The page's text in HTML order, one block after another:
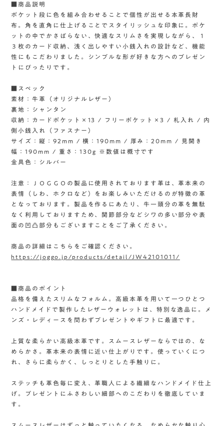
■商品説明
ポケット段に色を組み合わせることで個性が出せる本革長財
布。角を直角に仕上げることでスタイリッシュな印象に。ポケ
ットの中でかさばらない、快適なスリムさを実現しながら、１
３枚のカード収納、浅く出しやすい小銭入れの設計など、機能
性にもこだわりました。シンプルな形が好きな方へのプレゼン
トにぴったりです。
■スペック
素材：牛革（オリジナルレザー）
裏地：シャンタン
収納：カードポケット×13 / フリーポケット×3 / 札入れ / 内
側小銭入れ（ファスナー）
サイズ：縦：92mm / 横：190mm / 厚み：20mm / 見開き
幅：190mm / 重さ：130g ※数値は概寸です
金具色：シルバー
注意：ＪＯＧＧＯの製品に使用されております革は、革本来の
表情（しわ、ホクロなど）をお楽しみいただけるのが特徴の革
となっております。製品を作るにあたり、牛一頭分の革を無駄
なく利用しておりますため、関節部分などシワの多い部分や表
面の凹凸部分もございますことをご了承ください。
商品の詳細はこちらをご確認ください。
https://joggo.jp/products/detail/JW42101011/
■商品のポイント
品格を備えたスリムなフォルム。高級本革を用いて一つひとつ
ハンドメイドで製作したレザーウォレットは、特別な逸品に。メ
ンズ・レディースを問わずプレゼントやギフトに最適です。
上質な柔らかい高級本革です。スムースレザーならではの、な
めらかさ。革本来の表情に近い仕上がりです。使っていくにつ
れ、さらに柔らかく、しっとりとした手触りに。
ステッチも革色毎に変え、革職人による繊細なハンドメイド仕上
げ。プレゼントにふさわしい細部へのこだわりを徹底していま
す。